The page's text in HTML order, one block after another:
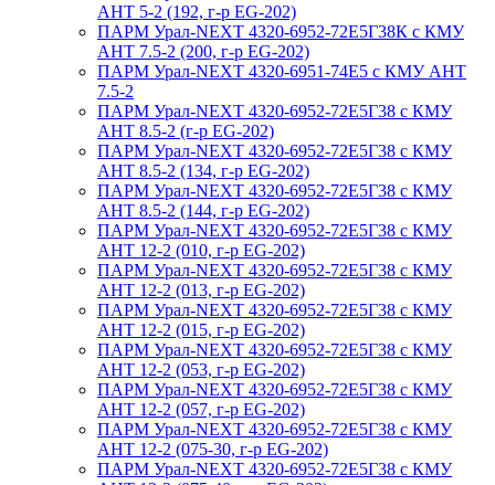
АНТ 5-2 (192, г-р EG-202)
ПАРМ Урал-NEXT 4320-6952-72Е5Г38К с КМУ
АНТ 7.5-2 (200, г-р EG-202)
ПАРМ Урал-NEXT 4320-6951-74Е5 с КМУ АНТ
7.5-2
ПАРМ Урал-NEXT 4320-6952-72Е5Г38 с КМУ
АНТ 8.5-2 (г-р EG-202)
ПАРМ Урал-NEXT 4320-6952-72Е5Г38 с КМУ
АНТ 8.5-2 (134, г-р EG-202)
ПАРМ Урал-NEXT 4320-6952-72Е5Г38 с КМУ
АНТ 8.5-2 (144, г-р EG-202)
ПАРМ Урал-NEXT 4320-6952-72Е5Г38 с КМУ
АНТ 12-2 (010, г-р EG-202)
ПАРМ Урал-NEXT 4320-6952-72Е5Г38 с КМУ
АНТ 12-2 (013, г-р EG-202)
ПАРМ Урал-NEXT 4320-6952-72Е5Г38 с КМУ
АНТ 12-2 (015, г-р EG-202)
ПАРМ Урал-NEXT 4320-6952-72Е5Г38 с КМУ
АНТ 12-2 (053, г-р EG-202)
ПАРМ Урал-NEXT 4320-6952-72Е5Г38 с КМУ
АНТ 12-2 (057, г-р EG-202)
ПАРМ Урал-NEXT 4320-6952-72Е5Г38 с КМУ
АНТ 12-2 (075-30, г-р EG-202)
ПАРМ Урал-NEXT 4320-6952-72Е5Г38 с КМУ